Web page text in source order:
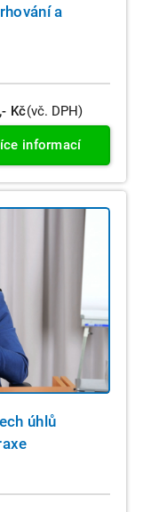
a
Kč(vč. DPH)
informací
úhlů